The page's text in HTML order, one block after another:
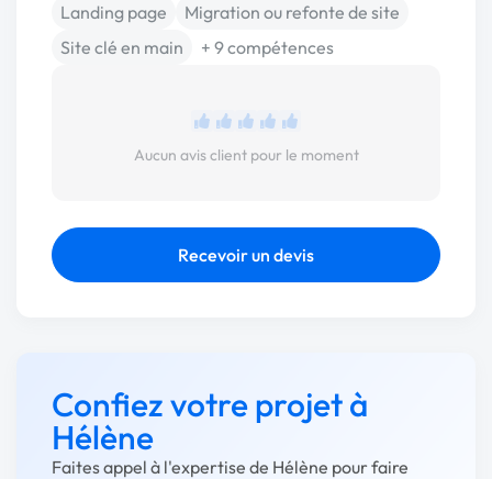
Landing page
Migration ou refonte de site
Site clé en main
+ 9 compétences
Aucun avis client pour le moment
Recevoir un devis
Confiez votre projet à
Hélène
Faites appel à l'expertise de Hélène pour faire